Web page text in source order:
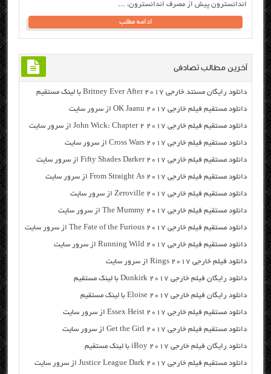
اندانسترون پیش از مصرف اندانسترون، ...
ادامه مطلب
آخرین مطالب تصادفی
دانلود رایگان مسنتد خارجی Britney Ever After 2017 با لینک مستقیم
دانلود مستقیم فیلم خارجی OK Jaanu 2017 از سرور سایت
دانلود مستقیم فیلم خارجی John Wick: Chapter 2 2017 از سرور سایت
دانلود مستقیم فیلم خارجی Cross Wars 2017 از سرور سایت
دانلود مستقیم فیلم خارجی Fifty Shades Darker 2017 از سرور سایت
دانلود مستقیم فیلم خارجی From Straight As 2017 از سرور سایت
دانلود مستقیم فیلم خارجی Zeroville 2017 از سرور سایت
دانلود مستقیم فیلم خارجی The Mummy 2017 از سرور سایت
دانلود مستقیم فیلم خارجی The Fate of the Furious 2017 از سرور سایت
دانلود مستقیم فیلم خارجی Running Wild 2017 از سرور سایت
دانلود فیلم خارجی Rings 2017 از سرور سایت
دانلود رایگان فیلم خارجی Dunkirk 2017 با لینک مستقیم
دانلود رایگان فیلم خارجی Eloise 2017 با لینک مستقیم
دانلود مستقیم فیلم خارجی Essex Heist 2017 از سرور سایت
دانلود مستقیم فیلم خارجی Get the Girl 2017 از سرور سایت
دانلود رایگان فیلم خارجی iBoy 2017 با لینک مستقیم
دانلود مستقیم فیلم خارجی Justice League Dark 2017 از سرور سایت